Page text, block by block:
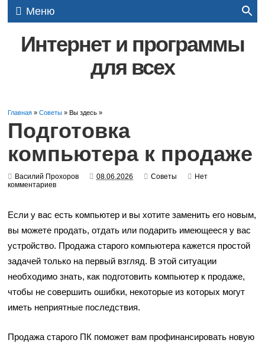
Меню
Интернет и программы
для всех
Главная »Советы » Вы здесь »
Подготовка
компьютера к продаже
Василий Прохоров 08.06.2026 Советы
Нет
комментариев
Если у вас есть компьютер и вы хотите заменить его новым,
вы можете продать, отдать или подарить имеющееся у вас
устройство. Продажа старого компьютера кажется простой
задачей только на первый взгляд. В этой ситуации
необходимо знать, как подготовить компьютер к продаже,
чтобы не совершить ошибки, некоторые из которых могут
иметь неприятные последствия.
Продажа старого ПК поможет вам профинансировать новую